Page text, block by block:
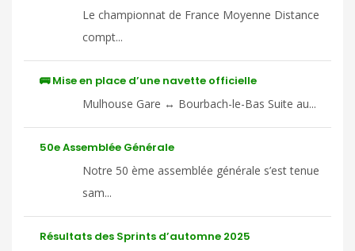
Le championnat de France Moyenne Distance
compt...
🚌 Mise en place d’une navette officielle
Mulhouse Gare ↔ Bourbach-le-Bas Suite au...
50e Assemblée Générale
Notre 50 ème assemblée générale s’est tenue
sam...
Résultats des Sprints d’automne 2025